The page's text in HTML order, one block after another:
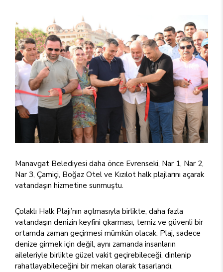
Manavgat Belediyesi daha önce Evrenseki, Nar 1, Nar 2,
Nar 3, Çamiçi, Boğaz Otel ve Kızılot halk plajlarını açarak
vatandaşın hizmetine sunmuştu.
Çolaklı Halk Plajı’nın açılmasıyla birlikte, daha fazla
vatandaşın denizin keyfini çıkarması, temiz ve güvenli bir
ortamda zaman geçirmesi mümkün olacak. Plaj, sadece
denize girmek için değil, aynı zamanda insanların
aileleriyle birlikte güzel vakit geçirebileceği, dinlenip
rahatlayabileceğini bir mekan olarak tasarlandı.